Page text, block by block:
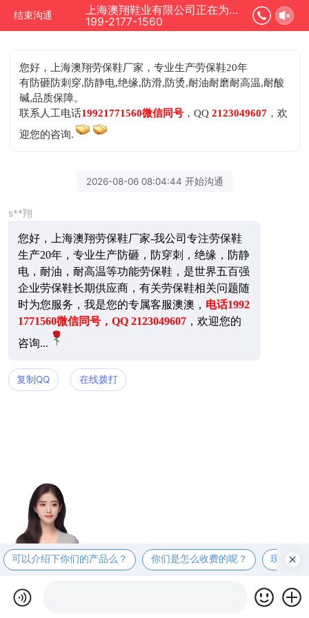
结束沟通
上海澳翔鞋业有限公司正在为您服务
199-2177-1560
您好，上海澳翔劳保鞋厂家，专业生产劳保鞋20年
有防砸防刺穿,防静电,绝缘,防滑,防烫,耐油耐磨耐高温,耐酸
碱,品质保障。
联系人工电话19921771560微信同号 ，QQ2123049607 ，欢
迎您的咨询.
2026-08-06 08:04:44 开始沟通
s**翔
您好，上海澳翔劳保鞋厂家-我公司专注劳保鞋
生产20年，专业生产防砸，防穿刺，绝缘，防静
电，耐油，耐高温等功能劳保鞋，是世界五百强
企业劳保鞋长期供应商，有关劳保鞋相关问题随
时为您服务，我是您的专属客服澳澳， 电话1992
1771560微信同号，QQ 2123049607，欢迎您的
咨询...
复制QQ 在线拨打
可以介绍下你们的产品么？ 你们是怎么收费的呢？ 现在有